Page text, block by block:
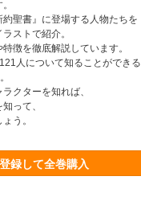
聖書』に登場する人物たちを
ストで紹介。
徴を徹底解説しています。
人について知ることができる
クターを知れば、
って、
う。
録して全巻購入